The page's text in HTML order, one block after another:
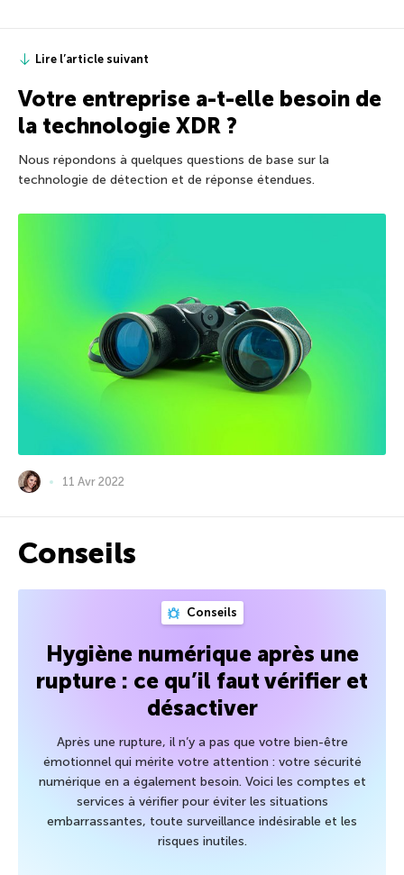
Lire l’article suivant
Votre entreprise a-t-elle besoin de
la technologie XDR ?
Nous répondons à quelques questions de base sur la
technologie de détection et de réponse étendues.
11 Avr 2022
Conseils
Conseils
Hygiène numérique après une
rupture : ce qu’il faut vérifier et
désactiver
Après une rupture, il n’y a pas que votre bien-être
émotionnel qui mérite votre attention : votre sécurité
numérique en a également besoin. Voici les comptes et
services à vérifier pour éviter les situations
embarrassantes, toute surveillance indésirable et les
risques inutiles.